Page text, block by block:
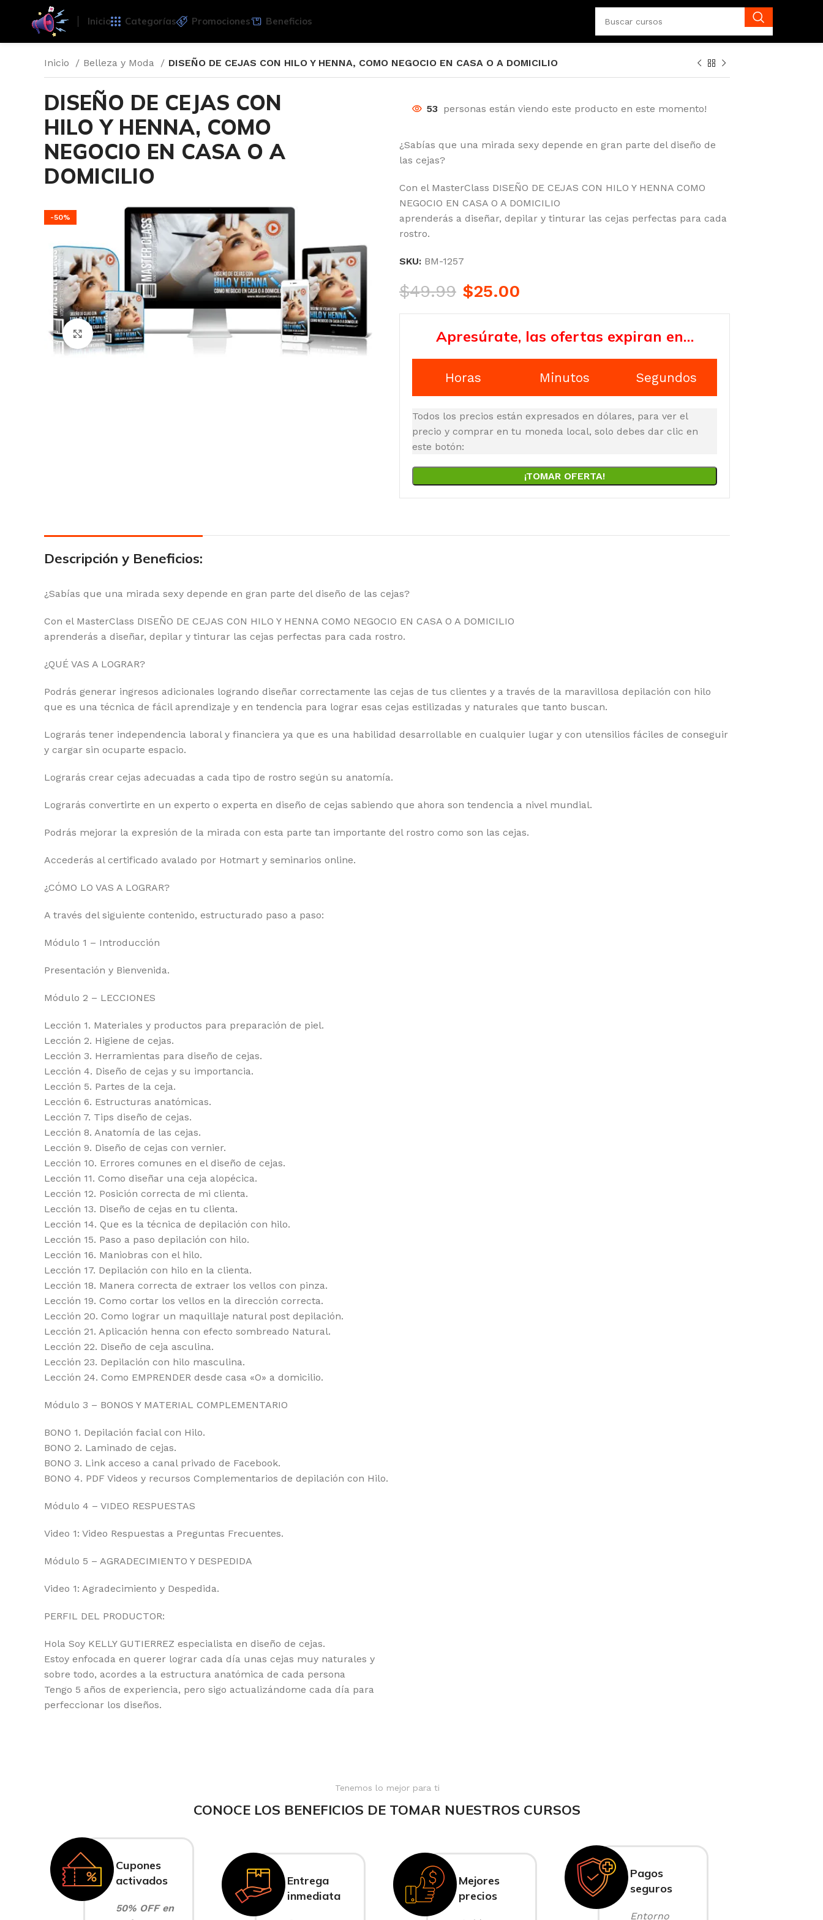
Inicio Categorías Promociones Beneficios
Inicio Belleza y Moda DISEÑO DE CEJAS CON HILO Y HENNA, COMO NEGOCIO EN CASA O A DOMICILIO
DISEÑO DE CEJAS CON
HILO Y HENNA, COMO
NEGOCIO EN CASA O A
DOMICILIO
-50%
Click para agrandar
53 personas están viendo este producto en este momento!
¿Sabías que una mirada sexy depende en gran parte del diseño de
las cejas?
Con el MasterClass DISEÑO DE CEJAS CON HILO Y HENNA COMO
NEGOCIO EN CASA O A DOMICILIO
aprenderás a diseñar, depilar y tinturar las cejas perfectas para cada
rostro.
SKU: BM-1257
$49.99 $25.00
Apresúrate, las ofertas expiran en…
Horas Minutos Segundos
Todos los precios están expresados en dólares, para ver el
precio y comprar en tu moneda local, solo debes dar clic en
este botón:
¡TOMAR OFERTA!
Descripción y Beneficios:
¿Sabías que una mirada sexy depende en gran parte del diseño de las cejas?
Con el MasterClass DISEÑO DE CEJAS CON HILO Y HENNA COMO NEGOCIO EN CASA O A DOMICILIO
aprenderás a diseñar, depilar y tinturar las cejas perfectas para cada rostro.
¿QUÉ VAS A LOGRAR?
Podrás generar ingresos adicionales logrando diseñar correctamente las cejas de tus clientes y a través de la maravillosa depilación con hilo
que es una técnica de fácil aprendizaje y en tendencia para lograr esas cejas estilizadas y naturales que tanto buscan.
Lograrás tener independencia laboral y financiera ya que es una habilidad desarrollable en cualquier lugar y con utensilios fáciles de conseguir
y cargar sin ocuparte espacio.
Lograrás crear cejas adecuadas a cada tipo de rostro según su anatomía.
Lograrás convertirte en un experto o experta en diseño de cejas sabiendo que ahora son tendencia a nivel mundial.
Podrás mejorar la expresión de la mirada con esta parte tan importante del rostro como son las cejas.
Accederás al certificado avalado por Hotmart y seminarios online.
¿CÓMO LO VAS A LOGRAR?
A través del siguiente contenido, estructurado paso a paso:
Módulo 1 – Introducción
Presentación y Bienvenida.
Módulo 2 – LECCIONES
Lección 1. Materiales y productos para preparación de piel.
Lección 2. Higiene de cejas.
Lección 3. Herramientas para diseño de cejas.
Lección 4. Diseño de cejas y su importancia.
Lección 5. Partes de la ceja.
Lección 6. Estructuras anatómicas.
Lección 7. Tips diseño de cejas.
Lección 8. Anatomía de las cejas.
Lección 9. Diseño de cejas con vernier.
Lección 10. Errores comunes en el diseño de cejas.
Lección 11. Como diseñar una ceja alopécica.
Lección 12. Posición correcta de mi clienta.
Lección 13. Diseño de cejas en tu clienta.
Lección 14. Que es la técnica de depilación con hilo.
Lección 15. Paso a paso depilación con hilo.
Lección 16. Maniobras con el hilo.
Lección 17. Depilación con hilo en la clienta.
Lección 18. Manera correcta de extraer los vellos con pinza.
Lección 19. Como cortar los vellos en la dirección correcta.
Lección 20. Como lograr un maquillaje natural post depilación.
Lección 21. Aplicación henna con efecto sombreado Natural.
Lección 22. Diseño de ceja asculina.
Lección 23. Depilación con hilo masculina.
Lección 24. Como EMPRENDER desde casa «O» a domicilio.
Módulo 3 – BONOS Y MATERIAL COMPLEMENTARIO
BONO 1. Depilación facial con Hilo.
BONO 2. Laminado de cejas.
BONO 3. Link acceso a canal privado de Facebook.
BONO 4. PDF Videos y recursos Complementarios de depilación con Hilo.
Módulo 4 – VIDEO RESPUESTAS
Video 1: Video Respuestas a Preguntas Frecuentes.
Módulo 5 – AGRADECIMIENTO Y DESPEDIDA
Video 1: Agradecimiento y Despedida.
PERFIL DEL PRODUCTOR:
Hola Soy KELLY GUTIERREZ especialista en diseño de cejas.
Estoy enfocada en querer lograr cada día unas cejas muy naturales y
sobre todo, acordes a la estructura anatómica de cada persona
Tengo 5 años de experiencia, pero sigo actualizándome cada día para
perfeccionar los diseños.
Tenemos lo mejor para ti
CONOCE LOS BENEFICIOS DE TOMAR NUESTROS CURSOS
Cupones
activados
50% OFF en
Entrega
inmediata
Mejores
precios
Pagos
seguros
Entorno